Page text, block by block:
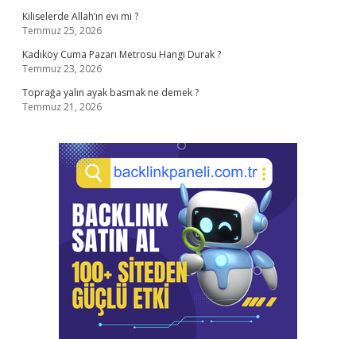
Kiliselerde Allah’ın evi mi ?
Temmuz 25, 2026
Kadıköy Cuma Pazarı Metrosu Hangi Durak ?
Temmuz 23, 2026
Toprağa yalın ayak basmak ne demek ?
Temmuz 21, 2026